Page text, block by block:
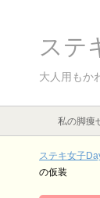
ステ
大人用もか
私の脚痩
ステキ女子
の仮装